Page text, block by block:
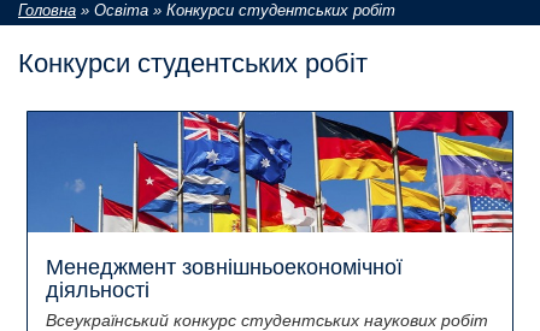
Ви є тут
Головна » Освіта » Конкурси студентських робіт
Конкурси студентських робіт
Менеджмент зовнішньоекономічної
діяльності
Всеукраїнський конкурс студентських наукових робіт